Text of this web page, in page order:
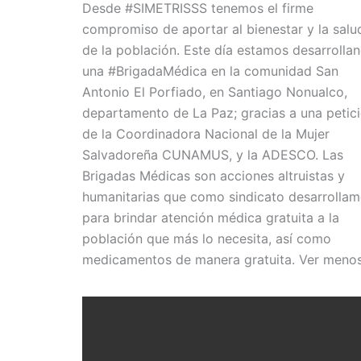
Desde #SIMETRISSS tenemos el firme
compromiso de aportar al bienestar y la
de la población. Este día estamos
una #BrigadaMédica en la comunidad San
Antonio El Porfiado, en Santiago Nonualco,
departamento de La Paz; gracias a una
de la Coordinadora Nacional de la Mujer
Salvadoreña CUNAMUS, y la ADESCO. Las
Brigadas Médicas son acciones altruistas y
humanitarias que como sindicato
para brindar atención médica gratuita a la
población que más lo necesita, así como
medicamentos de manera gratuita. Ver